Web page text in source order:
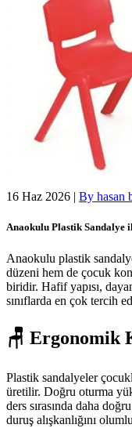
16 Haz 2026 | By hasan
Anaokulu Plastik Sandalye
Anaokulu plastik
düzeni hem de çocuk
biridir. Hafif yapısı,
sınıflarda en çok tercih
🪑 Ergonomik
Plastik sandalyeler
üretilir. Doğru oturma
ders sırasında daha
duruş alışkanlığını